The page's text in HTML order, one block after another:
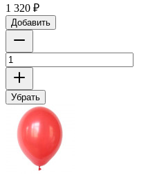
1 320 ₽
Добавить
Убрать